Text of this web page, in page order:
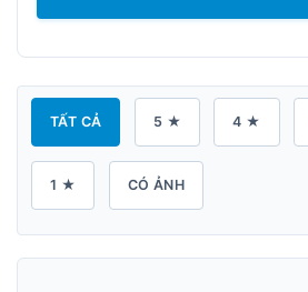
TẤT CẢ 5 ★ 4 ★
1 ★ CÓ ẢNH